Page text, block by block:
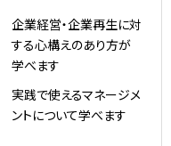
企業経営・企業再生に対
する心構えのあり方が
学べます
実践で使えるマネージメ
ントについて学べます